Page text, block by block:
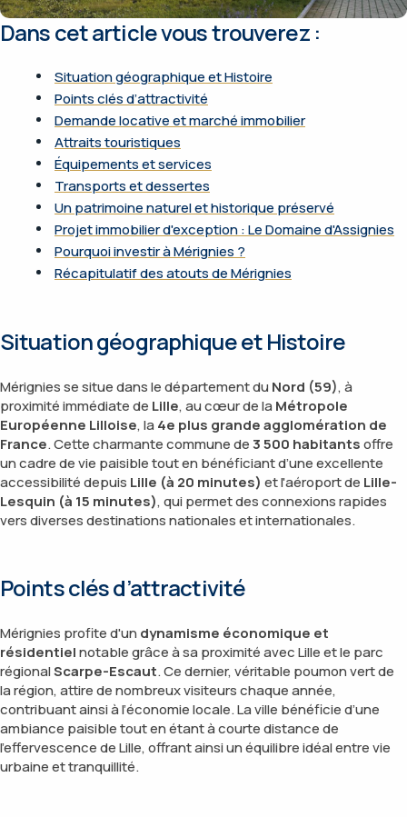
Dans cet article vous trouverez :
Situation géographique et Histoire
Points clés d’attractivité
Demande locative et marché immobilier
Attraits touristiques
Équipements et services
Transports et dessertes
Un patrimoine naturel et historique préservé
Projet immobilier d'exception : Le Domaine d'Assignies
Pourquoi investir à Mérignies ?
Récapitulatif des atouts de Mérignies
Situation géographique et Histoire
Mérignies se situe dans le département du Nord (59), à
proximité immédiate de Lille, au cœur de la Métropole
Européenne Lilloise, la 4e plus grande agglomération de
France. Cette charmante commune de3 500 habitantsoffre
un cadre de vie paisible tout en bénéficiant d’une excellente
accessibilité depuis Lille (à 20 minutes) et l'aéroport de Lille-
Lesquin (à 15 minutes), qui permet des connexions rapides
vers diverses destinations nationales et internationales.
Points clés d’attractivité
Mérignies profite d'un dynamisme économique et
résidentielnotable grâce à sa proximité avec Lille et le parc
régionalScarpe-Escaut. Ce dernier, véritable poumon vert de
la région, attire de nombreux visiteurs chaque année,
contribuant ainsi à l’économie locale. La ville bénéficie d’une
ambiance paisible tout en étant à courte distance de
l’effervescence de Lille, offrant ainsi un équilibre idéal entre vie
urbaine et tranquillité.